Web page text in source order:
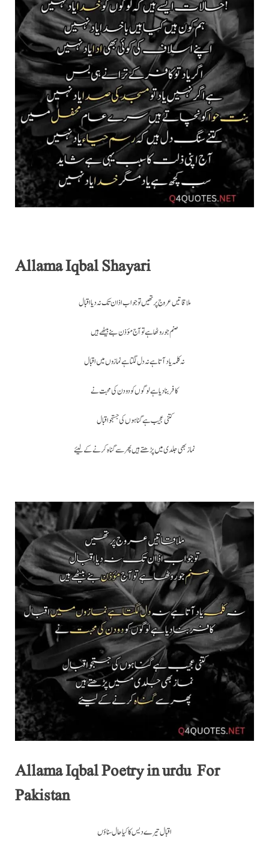
Allama Iqbal Shayari
ملاقاتیں عروج پر تھیں تو جواب اذان تک نہ دیا اقبال
صنم جو روٹھا ہے تو آج مؤذن بنے بیٹھے ہیں
نہ کلمہ یاد آتا ہے نہ دل لگتا ہے نمازوں میں اقبال
کا فر بنادیا ہے لوگوں کو دو دن کی محبت نے
کتنی عجیب ہے گناہوں کی جستجو اقبال
نماز بھی جلدی میں پڑھتے ہیں پھر سے گناہ کرنے کے لیئے
Allama Iqbal Poetry in urdu For
Pakistan
اقبال تیرے دیس کا کیا حال سناؤں